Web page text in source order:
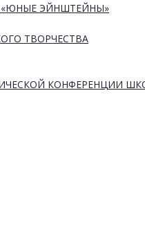
ЭЙНШТЕЙНЫ»
ТВОРЧЕСТВА
КОНФЕРЕНЦИИ